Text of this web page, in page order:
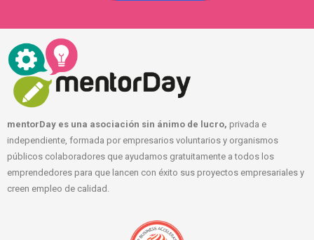
mentorDay es una asociación sin ánimo de lucro, privada e
independiente, formada por empresarios voluntarios y organismos
públicos colaboradores que ayudamos gratuitamente a todos los
emprendedores para que lancen con éxito sus proyectos empresariales y
creen empleo de calidad.